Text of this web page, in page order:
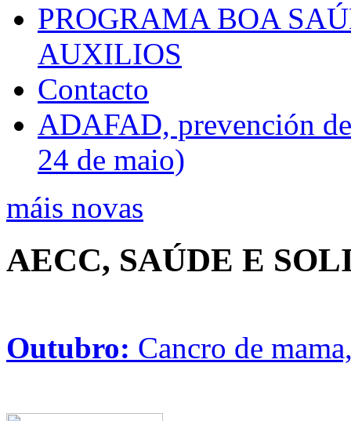
PROGRAMA BOA
AUXILIOS
Contacto
ADAFAD, prevención
24 de maio)
máis novas
AECC, SAÚDE E
Outubro: Cancro de